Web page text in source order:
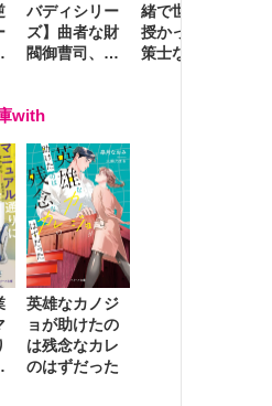
バディシリー
ズ】曲者な財
閥御曹司、笑
激烈愛で貫く
緒で世継ぎを
授かったら～
策士な御曹司
with
英雄なカノジ
ョが助けたの
は残念なカレ
のはずだった